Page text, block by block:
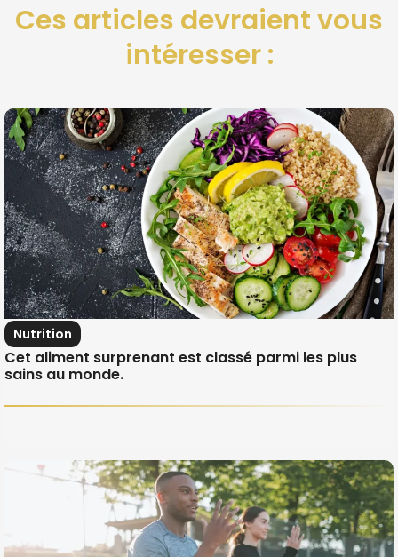
Ces articles devraient vous
intéresser :
Nutrition
Cet aliment surprenant est classé parmi les plus
sains au monde.